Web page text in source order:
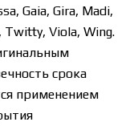
Gaia, Gira, Madi,
Twitty, Viola, Wing.
срока
применением